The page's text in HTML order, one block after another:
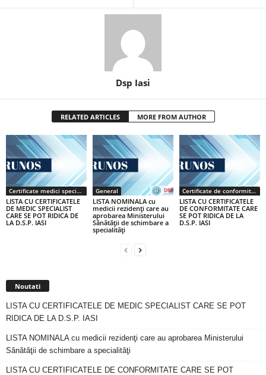
Dsp Iasi
RELATED ARTICLES MORE FROM AUTHOR
Certificate medici specialiști / primari
LISTA CU CERTIFICATELE
DE MEDIC SPECIALIST
CARE SE POT RIDICA DE
LA D.S.P. IASI
General
LISTA NOMINALA cu
medicii rezidenţi care au
aprobarea Ministerului
Sănătăţii de schimbare a
specialităţi
Certificate de conformitate
LISTA CU CERTIFICATELE
DE CONFORMITATE CARE
SE POT RIDICA DE LA
D.S.P. IASI
Noutati
LISTA CU CERTIFICATELE DE MEDIC SPECIALIST CARE SE POT
RIDICA DE LA D.S.P. IASI
LISTA NOMINALA cu medicii rezidenţi care au aprobarea Ministerului
Sănătăţii de schimbare a specialităţi
LISTA CU CERTIFICATELE DE CONFORMITATE CARE SE POT